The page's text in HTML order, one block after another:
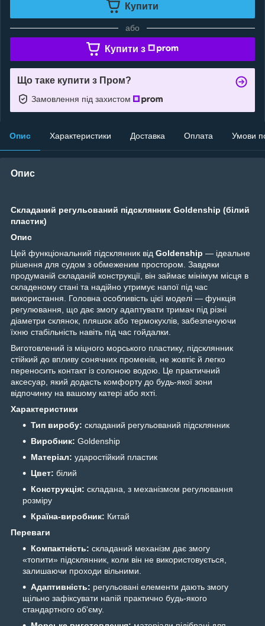
Купити
або
Купити з
Що таке купити з Пром?
Замовлення під захистом
Опис Характеристики Доставка Оплата Умови
Опис
Складаний регульований підсклянник Goldenship (білий
пластик)
Опис
Цей функціональний підсклянник від Goldenship — ідеальне
рішення для судом з обмеженим простором. Завдяки
продуманій складаній конструкції, він займає мінімум місця в
складеному стані та надійно утримує напої під час
використання. Головна особливість цієї моделі — функція
регулювання, що дає змогу адаптувати тримач під різні
діаметри склянок, пляшок або термокухлів, забезпечуючи
їхню стабільність навіть під час гойдалки.
Виготовлений із міцного морського пластику, підсклянник
стійкий до впливу сонячних променів, не жовтіє й легко
переносить контакт із солоною водою. Це практичний
аксесуар, який додасть комфорту до будь-якої зони
відпочинку на вашому катері або яхті.
Характеристики
Тип виробу: складаний регульований підсклянник
Виробник: Goldenship
Матеріал: ударостійкий пластик
Цвет: білий
Конструкція: складана, з механізмом регулювання
розміру
Країна-виробник: Китай
Переваги
Компактність: складаний механізм дає змогу
«топити» підсклянник, коли він не використовується,
залишаючи проходи вільними.
Адаптивність: регульовані елементи дають змогу
щільно зафіксувати напій практично будь-якого
стандартного об'єму.